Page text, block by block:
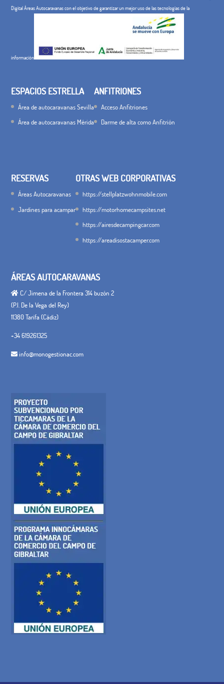
Digital Áreas Autocaravanas con el objetivo de garantizar un mejor uso de las tecnologías de la
información
ESPACIOS ESTRELLA
Área de autocaravanas Sevilla
Área de autocaravanas Mérida
ANFITRIONES
Acceso Anfitriones
Darme de alta como Anfitrión
RESERVAS
Áreas Autocaravanas
Jardines para acampar
OTRAS WEB CORPORATIVAS
https://stellplatzwohnmobile.com
https://motorhomecampsites.net
https://airesdecampingcar.com
https://areadisostacamper.com
ÁREAS AUTOCARAVANAS
C/ Jimena de la Frontera 314 buzón 2
(P.I. De la Vega del Rey)
11380 Tarifa (Cádiz)
+34 619261325
info@monogestionac.com